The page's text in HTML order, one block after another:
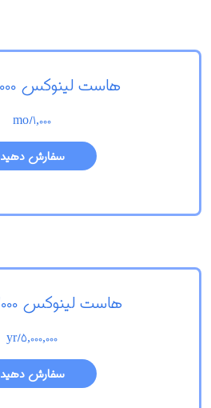
هاست لینوکس 1000 مگابایت
1,000
/mo
سفارش دهید
هاست لینوکس 2000 مگابایت
5,000,000
/yr
سفارش دهید